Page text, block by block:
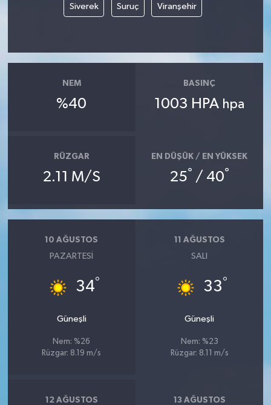
Siverek Suruç Viranşehir
NEM
%40
BASINÇ
1003 HPA hpa
RÜZGAR
2.11 M/S
EN DÜŞÜK / EN YÜKSEK
25° / 40°
10 AĞUSTOS
PAZARTESI
34°
Güneşli
Nem: %26
Rüzgar: 8.19 m/s
11 AĞUSTOS
SALI
33°
Güneşli
Nem: %23
Rüzgar: 8.11 m/s
12 AĞUSTOS 13 AĞUSTOS